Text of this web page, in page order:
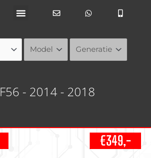
F56 - 2014 - 2018
€349,-